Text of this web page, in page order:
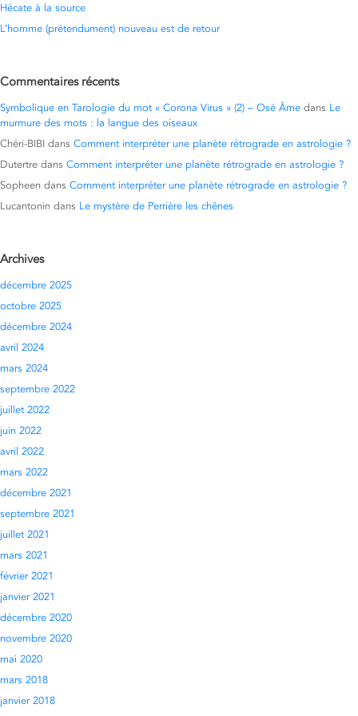
Hécate à la source
L’homme (prétendument) nouveau est de retour
Commentaires récents
Symbolique en Tarologie du mot « Corona Virus » (2) – Osé Âme dans Le
murmure des mots : la langue des oiseaux
Chéri-BIBI dans Comment interpréter une planète rétrograde en astrologie ?
Dutertre dans Comment interpréter une planète rétrograde en astrologie ?
Sopheen dans Comment interpréter une planète rétrograde en astrologie ?
Lucantonin dans Le mystère de Perrière les chênes
Archives
décembre 2025
octobre 2025
décembre 2024
avril 2024
mars 2024
septembre 2022
juillet 2022
juin 2022
avril 2022
mars 2022
décembre 2021
septembre 2021
juillet 2021
mars 2021
février 2021
janvier 2021
décembre 2020
novembre 2020
mai 2020
mars 2018
janvier 2018